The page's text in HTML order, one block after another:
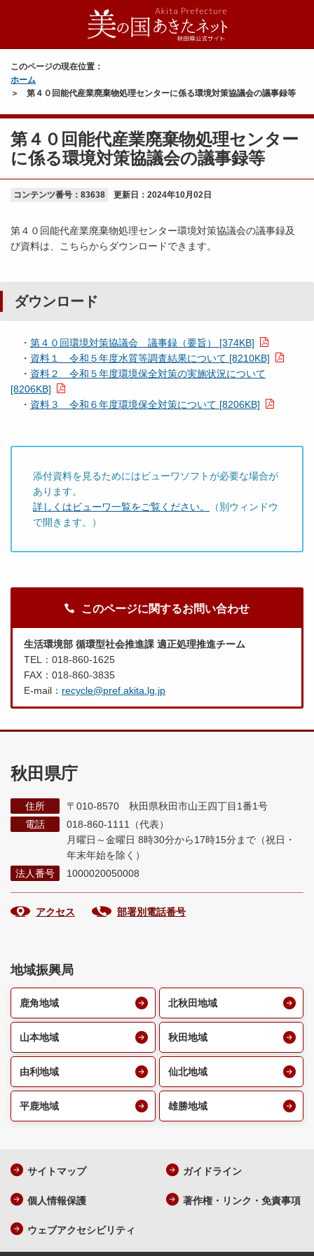
このページの現在位置：
ホーム
第４０回能代産業廃棄物処理センターに係る環境対策協議会の議事録等
第４０回能代産業廃棄物処理センター
に係る環境対策協議会の議事録等
コンテンツ番号：83638 更新日： 2024年10月02日
第４０回能代産業廃棄物処理センター環境対策協議会の議事録及
び資料は、こちらからダウンロードできます。
ダウンロード
・ 第４０回環境対策協議会 議事録（要旨） [374KB]
・ 資料１ 令和５年度水質等調査結果について [8210KB]
・ 資料２ 令和５年度環境保全対策の実施状況について
[8206KB]
・ 資料３ 令和６年度環境保全対策について [8206KB]
添付資料を見るためにはビューワソフトが必要な場合が
あります。
詳しくはビューワ一覧をご覧ください。
（別ウィンドウ
で開きます。）
このページに関するお問い合わせ
生活環境部 循環型社会推進課 適正処理推進チーム
TEL：018-860-1625
FAX：018-860-3835
E-mail： recycle@pref.akita.lg.jp
秋田県庁
住所
〒010-8570 秋田県秋田市山王四丁目1番1号
電話
018-860-1111（代表）
月曜日～金曜日 8時30分から17時15分まで （祝日・
年末年始を除く）
法人番号
1000020050008
アクセス 部署別電話番号
地域振興局
鹿角地域 北秋田地域
山本地域 秋田地域
由利地域 仙北地域
平鹿地域 雄勝地域
サイトマップ ガイドライン
個人情報保護 著作権・リンク・免責事項
ウェブアクセシビリティ